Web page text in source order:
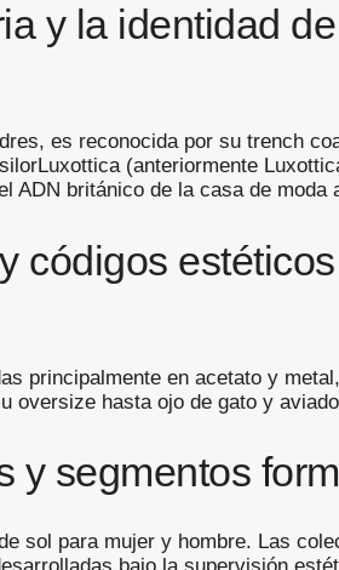
y la identidad
es reconocida por su trench
(anteriormente
ADN británico de la casa de
códigos
principalmente en acetato y
oversize hasta ojo de gato y
y segmentos
sol para mujer y hombre. Las